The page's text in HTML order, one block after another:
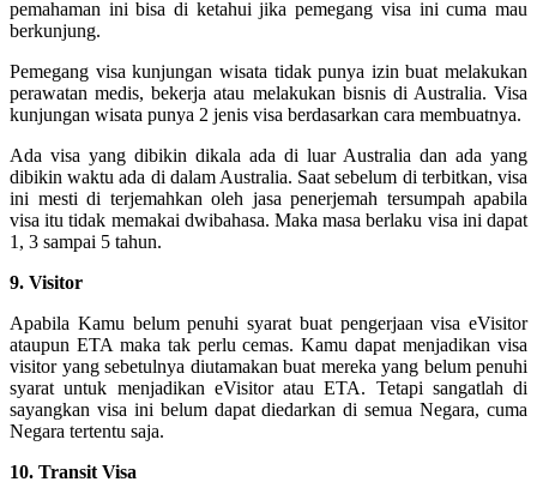
pemahaman ini bisa di ketahui jika pemegang visa ini cuma mau
berkunjung.
Pemegang visa kunjungan wisata tidak punya izin buat melakukan
perawatan medis, bekerja atau melakukan bisnis di Australia. Visa
kunjungan wisata punya 2 jenis visa berdasarkan cara membuatnya.
Ada visa yang dibikin dikala ada di luar Australia dan ada yang
dibikin waktu ada di dalam Australia. Saat sebelum di terbitkan, visa
ini mesti di terjemahkan oleh jasa penerjemah tersumpah apabila
visa itu tidak memakai dwibahasa. Maka masa berlaku visa ini dapat
1, 3 sampai 5 tahun.
9. Visitor
Apabila Kamu belum penuhi syarat buat pengerjaan visa eVisitor
ataupun ETA maka tak perlu cemas. Kamu dapat menjadikan visa
visitor yang sebetulnya diutamakan buat mereka yang belum penuhi
syarat untuk menjadikan eVisitor atau ETA. Tetapi sangatlah di
sayangkan visa ini belum dapat diedarkan di semua Negara, cuma
Negara tertentu saja.
10. Transit Visa